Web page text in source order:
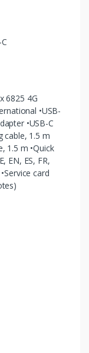
6825 4G
•USB-
•USB-C
cable, 1.5 m
1.5 m •Quick
EN, ES, FR,
card